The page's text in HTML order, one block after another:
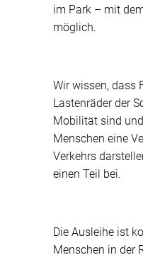
im Park – mit
möglich.
Wir wissen, dass
Lastenräder der
Mobilität sind
Menschen eine
Verkehrs
einen Teil bei.
Die Ausleihe ist
Menschen in der